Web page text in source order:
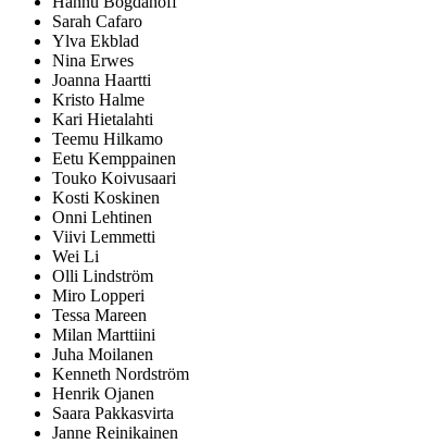
Sarah Cafaro
Ylva Ekblad
Nina Erwes
Joanna Haartti
Kristo Halme
Kari Hietalahti
Teemu Hilkamo
Eetu Kemppainen
Touko Koivusaari
Kosti Koskinen
Onni Lehtinen
Viivi Lemmetti
Wei Li
Olli Lindström
Miro Lopperi
Tessa Mareen
Milan Marttiini
Juha Moilanen
Kenneth Nordström
Henrik Ojanen
Saara Pakkasvirta
Janne Reinikainen